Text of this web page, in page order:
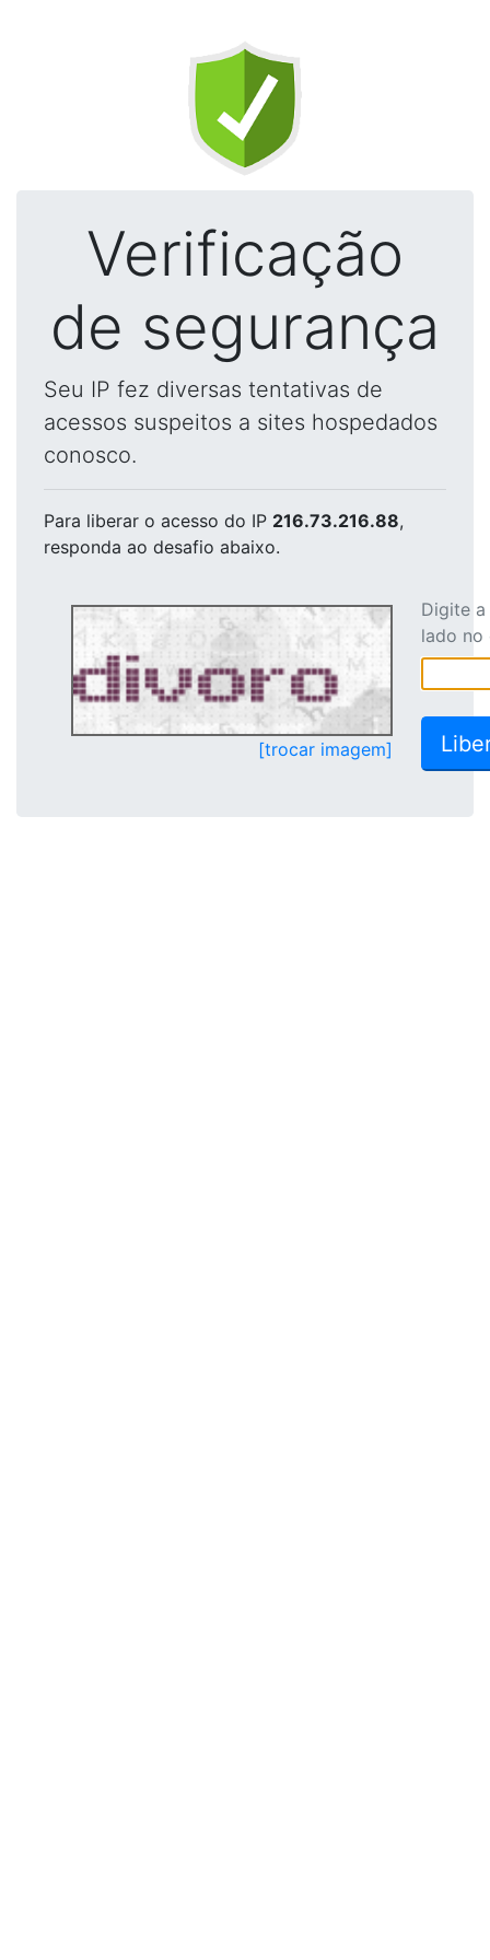
Verificação
de segurança
Seu IP fez diversas tentativas de
acessos suspeitos a sites hospedados
conosco.
Para liberar o acesso do IP 216.73.216.88,
responda ao desafio abaixo.
[trocar imagem]
Digite
lado no